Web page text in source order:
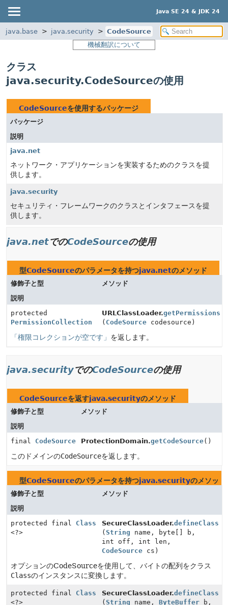
Java SE 24 & JDK 24
java.base java.security
CodeSource
機械翻訳について
クラス
java.security.CodeSourceの使用
CodeSourceを使用するパッケージ
パッケージ
説明
java.net
ネットワーク・アプリケーションを実装するためのクラスを提
供します。
java.security
セキュリティ・フレームワークのクラスとインタフェースを提
供します。
java.netでのCodeSourceの使用
型CodeSourceのパラメータを持つjava.netのメソッド
修飾子と型
メソッド
説明
protected
PermissionCollection
URLClassLoader.getPermissions
( CodeSource codesource)
「権限コレクションが空です」 を返します。
java.securityでのCodeSourceの使用
CodeSourceを返すjava.securityのメソッド
修飾子と型
メソッド
説明
final CodeSource ProtectionDomain.getCodeSource()
このドメインのCodeSourceを返します。
型CodeSourceのパラメータを持つjava.securityのメソッド
修飾子と型
メソッド
説明
protected final Class
<?>
SecureClassLoader.defineClass
(String name, byte[] b,
int off, int len,
CodeSource cs)
オプションのCodeSourceを使用して、バイトの配列をクラス
Classのインスタンスに変換します。
protected final Class
<?>
SecureClassLoader.defineClass
(String name,ByteBuffer b,